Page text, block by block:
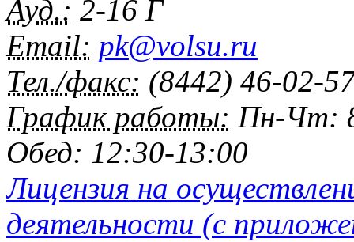
Ауд.: 2-16 Г
Email: pk@volsu.ru
Тел./факс: (8442) 46-02-
График работы: Пн-Чт:
Обед: 12:30-13:00
Лицензия на
деятельности (с